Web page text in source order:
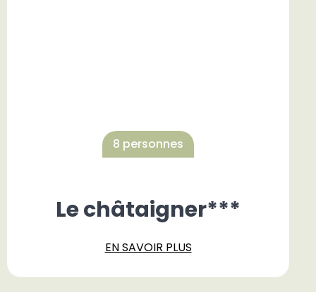
8 personnes
Le châtaigner***
EN SAVOIR PLUS